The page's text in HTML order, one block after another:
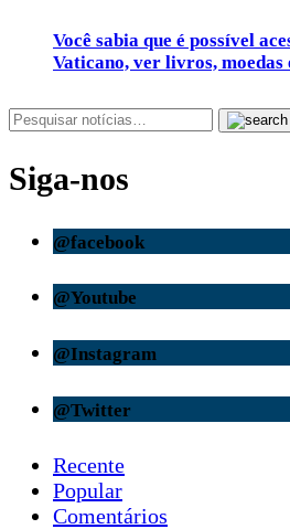
Você sabia que é possível
Vaticano, ver livros, moedas
Siga-nos
@facebook
@Youtube
@Instagram
@Twitter
Recente
Popular
Comentários